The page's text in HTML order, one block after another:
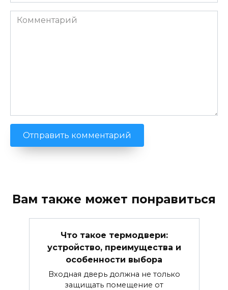
Комментарий
Вам также может понравиться
Что такое термодвери:
устройство, преимущества и
особенности выбора
Входная дверь должна не только
защищать помещение от